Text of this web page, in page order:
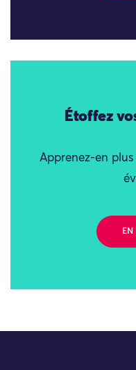
Étoffez
Apprenez-en
EN